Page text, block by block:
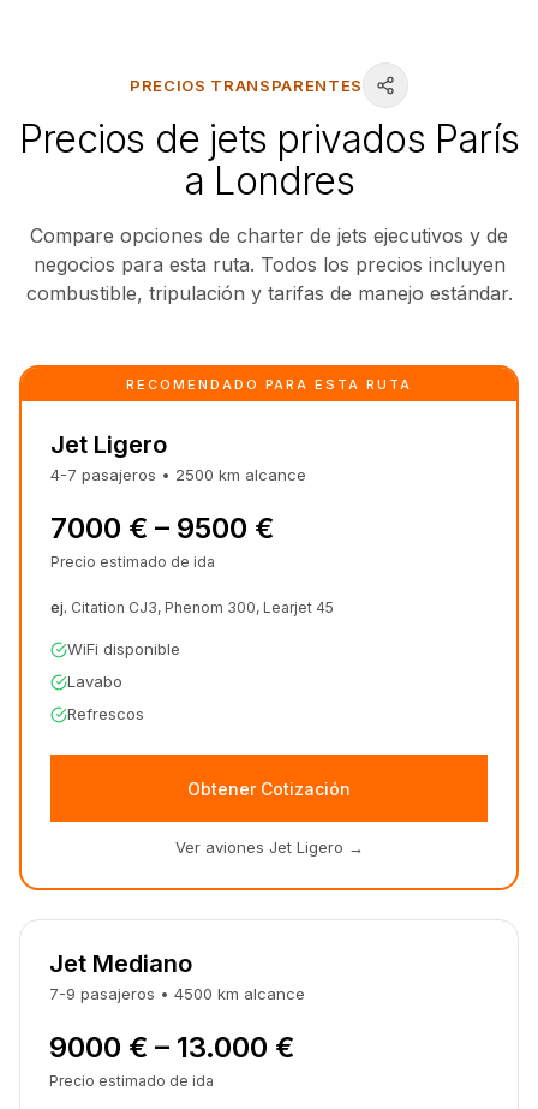
PRECIOS TRANSPARENTES
Precios de jets privados París
a Londres
Compare opciones de charter de jets ejecutivos y de
negocios para esta ruta. Todos los precios incluyen
combustible, tripulación y tarifas de manejo estándar.
RECOMENDADO PARA ESTA RUTA
Jet Ligero
4-7 pasajeros • 2500 km alcance
7000 € – 9500 €
Precio estimado de ida
ej. Citation CJ3, Phenom 300, Learjet 45
WiFi disponible
Lavabo
Refrescos
Obtener Cotización
Ver aviones Jet Ligero →
Jet Mediano
7-9 pasajeros • 4500 km alcance
9000 € – 13.000 €
Precio estimado de ida